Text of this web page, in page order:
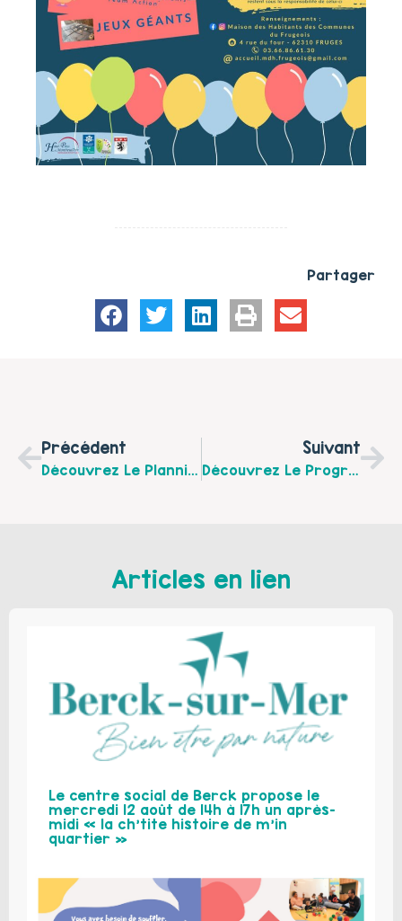
Partager
Précédent
Découvrez Le Planning De La Plateforme De Répit « Un Temps Pour Soi » Pour Le Mois De Décembre
Suivant
Découvrez Le Programme Des Ateliers Détente Et Bien-Être Du Bébé Sur Fruges De Janvier À Avril 2024
Articles en lien
Le centre social de Berck propose le
mercredi 12 août de 14h à 17h un après-
midi « la ch’tite histoire de m’in
quartier »